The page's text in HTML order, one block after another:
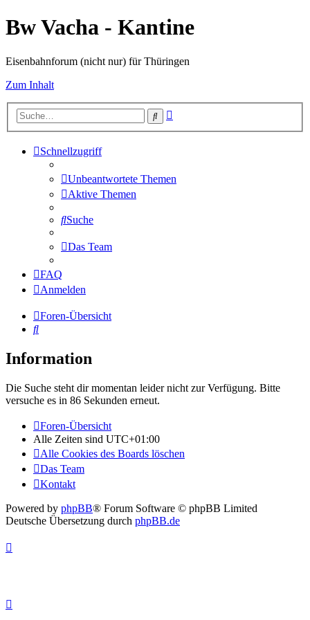
Bw Vacha - Kantine
Eisenbahnforum (nicht nur) für Thüringen
Zum Inhalt
Suche
Schnellzugriff
Unbeantwortete Themen
Aktive Themen
Suche
Das Team
FAQ
Anmelden
Foren-Übersicht
Suche
Information
Die Suche steht dir momentan leider nicht zur Verfügung. Bitte
versuche es in 86 Sekunden erneut.
Foren-Übersicht
Alle Zeiten sind UTC+01:00
Alle Cookies des Boards löschen
Das Team
Kontakt
Powered by phpBB® Forum Software © phpBB Limited
Deutsche Übersetzung durch phpBB.de